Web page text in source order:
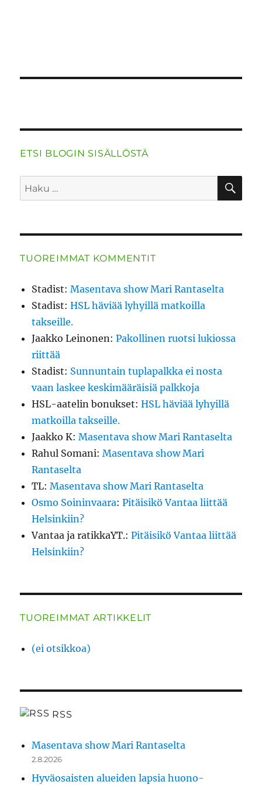
ETSI BLOGIN SISÄLLÖSTÄ
Etsi:
TUOREIMMAT KOMMENTIT
Stadist:Masentava show Mari Rantaselta
Stadist:HSL häviää lyhyillä matkoilla
takseille.
Jaakko Leinonen:Pakollinen ruotsi lukiossa
riittää
Stadist: Sunnuntain tuplapalkka ei nosta
vaan laskee keskimääräisiä palkkoja
HSL-aatelin bonukset:HSL häviää lyhyillä
matkoilla takseille.
Jaakko K:Masentava show Mari Rantaselta
Rahul Somani:Masentava show Mari
Rantaselta
TL:Masentava show Mari Rantaselta
Osmo Soininvaara:Pitäisikö Vantaa liittää
Helsinkiin?
Vantaa ja ratikkaYT.:Pitäisikö Vantaa liittää
Helsinkiin?
TUOREIMMAT ARTIKKELIT
(ei otsikkoa)
RSS
Masentava show Mari Rantaselta
2.8.2026
Hyväosaisten alueiden lapsia huono-